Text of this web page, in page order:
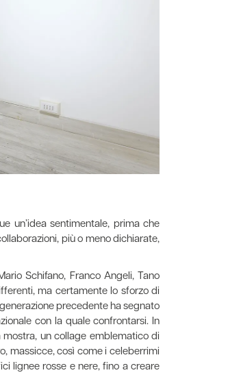
un’idea sentimentale, prima che
più o meno dichiarate,
Schifano, Franco Angeli, Tano
ma certamente lo sforzo di
precedente ha segnato
con la quale confrontarsi. In
mostra, un collage emblematico di
massicce, così come i celeberrimi
lignee rosse e nere, fino a creare